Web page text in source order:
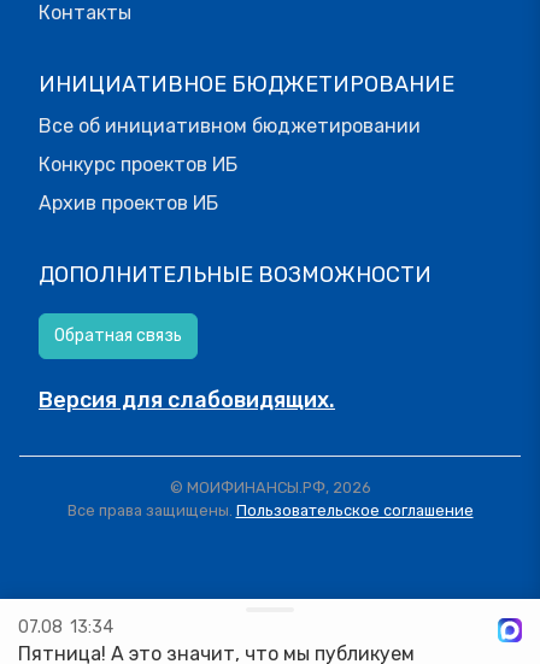
Контакты
ИНИЦИАТИВНОЕ БЮДЖЕТИРОВАНИЕ
Все об инициативном бюджетировании
Конкурс проектов ИБ
Архив проектов ИБ
ДОПОЛНИТЕЛЬНЫЕ ВОЗМОЖНОСТИ
Обратная связь
Версия для слабовидящих.
© МОИФИНАНСЫ.РФ, 2026
Все права защищены. Пользовательское соглашение
07.08 13:34
Пятница! А это значит, что мы публикуем